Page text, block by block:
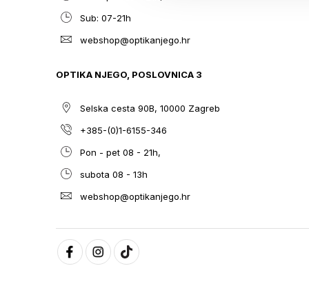
Sub: 07-21h
webshop@optikanjego.hr
OPTIKA NJEGO, POSLOVNICA 3
Selska cesta 90B, 10000 Zagreb
+385-(0)1-6155-346
Pon - pet 08 - 21h,
subota 08 - 13h
webshop@optikanjego.hr